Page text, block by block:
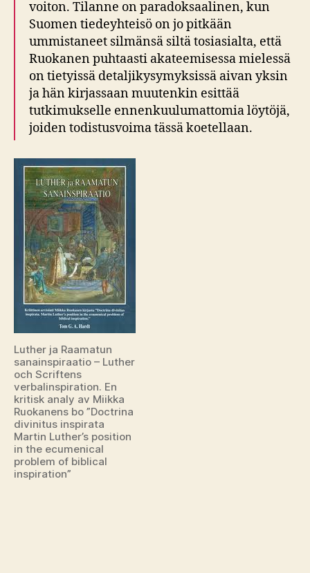
voiton. Tilanne on paradoksaalinen, kun
Suomen tiedeyhteisö on jo pitkään
ummistaneet silmänsä siltä tosiasialta, että
Ruokanen puhtaasti akateemisessa mielessä
on tietyissä detaljikysymyksissä aivan yksin
ja hän kirjassaan muutenkin esittää
tutkimukselle ennenkuulumattomia löytöjä,
joiden todistusvoima tässä koetellaan.
Luther ja Raamatun
sanainspiraatio – Luther
och Scriftens
verbalinspiration. En
kritisk analy av Miikka
Ruokanens bo ”Doctrina
divinitus inspirata
Martin Luther’s position
in the ecumenical
problem of biblical
inspiration”